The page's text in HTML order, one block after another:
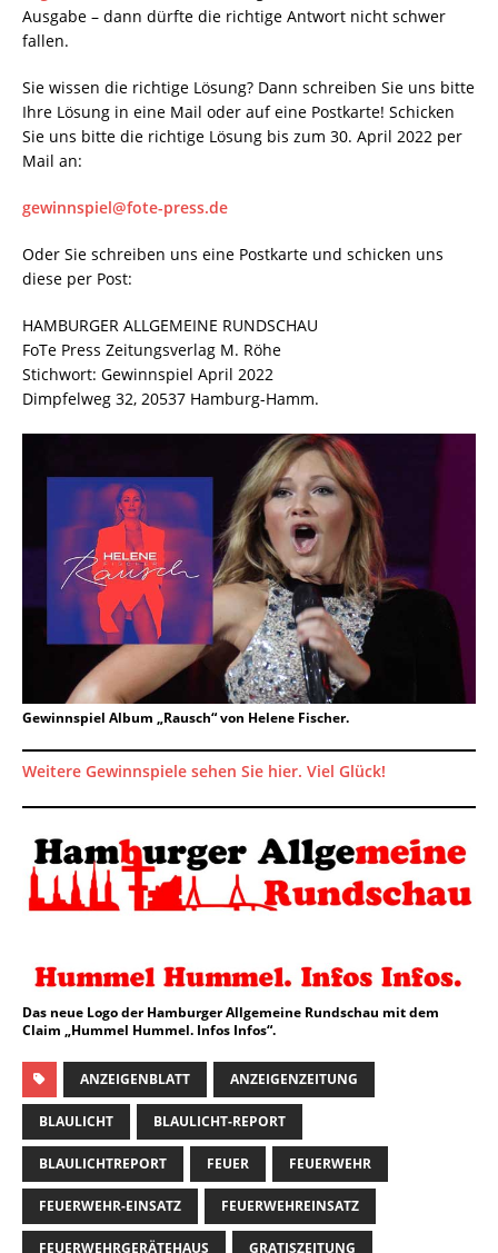
Ausgabe – dann dürfte die richtige Antwort nicht schwer
fallen.
Sie wissen die richtige Lösung? Dann schreiben Sie uns bitte
Ihre Lösung in eine Mail oder auf eine Postkarte! Schicken
Sie uns bitte die richtige Lösung bis zum 30. April 2022 per
Mail an:
gewinnspiel@fote-press.de
Oder Sie schreiben uns eine Postkarte und schicken uns
diese per Post:
HAMBURGER ALLGEMEINE RUNDSCHAU
FoTe Press Zeitungsverlag M. Röhe
Stichwort: Gewinnspiel April 2022
Dimpfelweg 32, 20537 Hamburg-Hamm.
Gewinnspiel Album „Rausch“ von Helene Fischer.
Weitere Gewinnspiele sehen Sie hier. Viel Glück!
Das neue Logo der Hamburger Allgemeine Rundschau mit dem
Claim „Hummel Hummel. Infos Infos“.
ANZEIGENBLATT ANZEIGENZEITUNG
BLAULICHT BLAULICHT-REPORT
BLAULICHTREPORT FEUER FEUERWEHR
FEUERWEHR-EINSATZ FEUERWEHREINSATZ
FEUERWEHRGERÄTEHAUS GRATISZEITUNG